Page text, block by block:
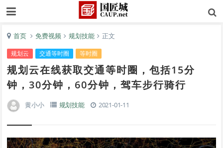
首页 免费视频 规划技能 正文
规划云 交通等时圈 等时圈
规划云在线获取交通等时圈，包括15分
钟，30分钟，60分钟，驾车步行骑行
黄小小 规划技能 2021-01-11